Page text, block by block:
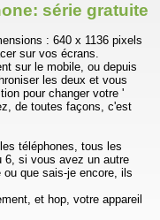
série gratuite
: 640 x 1136 pixels
sur vos écrans.
sur le mobile, ou depuis
les deux et vous
pour changer votre '
de toutes façons, c'est
téléphones, tous les
6, si vous avez un autre
que sais-je encore, ils
et hop, votre appareil